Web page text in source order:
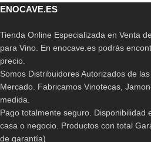
ENOCAVE.ES
Tienda Online Especializada en Venta
para Vino. En enocave.es podrás
precio.
Somos Distribuidores Autorizados de
Mercado. Fabricamos Vinotecas,
medida.
Pago totalmente seguro. Disponibilidad
casa o negocio. Productos con total
de garantía)